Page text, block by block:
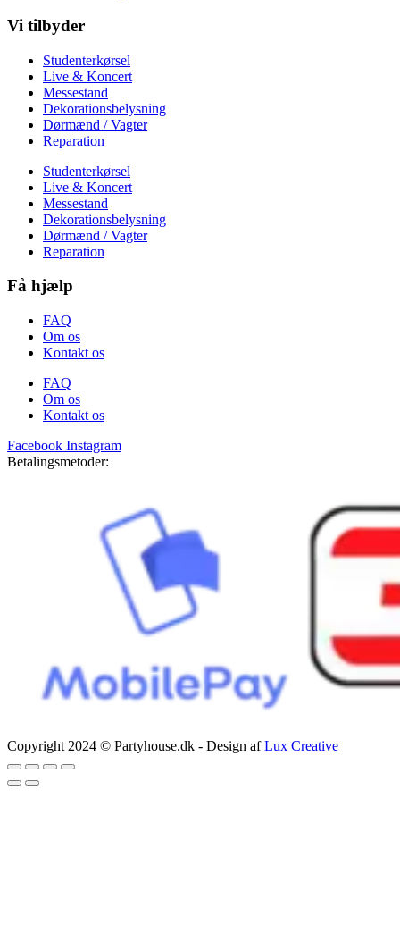
Vi tilbyder
Studenterkørsel
Live & Koncert
Messestand
Dekorationsbelysning
Dørmænd / Vagter
Reparation
Studenterkørsel
Live & Koncert
Messestand
Dekorationsbelysning
Dørmænd / Vagter
Reparation
Få hjælp
FAQ
Om os
Kontakt os
FAQ
Om os
Kontakt os
Facebook Instagram
Betalingsmetoder:
Copyright 2024 © Partyhouse.dk - Design afLux Creative